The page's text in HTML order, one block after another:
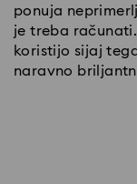
ponuja
je treba
koristijo sijaj
naravno